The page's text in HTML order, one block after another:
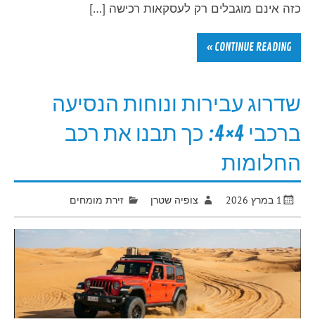
כזה אינם מוגבלים רק לעסקאות רכישה […]
CONTINUE READING »
שדרוג עבירות ונוחות הנסיעה
ברכבי 4×4: כך תבנו את רכב
החלומות
1 במרץ 2026 צופיה שטרן זירת מומחים